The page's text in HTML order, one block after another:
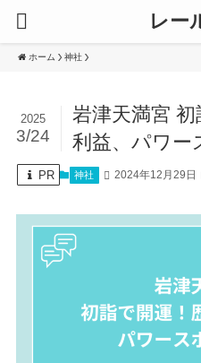
レー
ホーム 神社
岩津天満宮
利益、パワー
2025
3/24
PR 神社 2024年12月29日